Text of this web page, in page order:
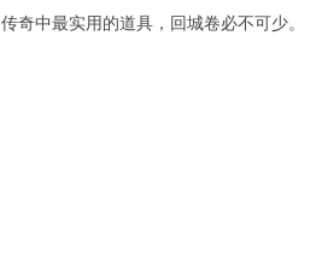
传奇中最实用的道具，回城卷必不可少。